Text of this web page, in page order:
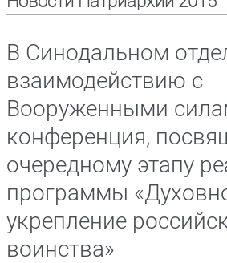
В Синодальном
взаимодействию с
Вооруженными
конференция,
очередному этапу
программы
укрепление
воинства»